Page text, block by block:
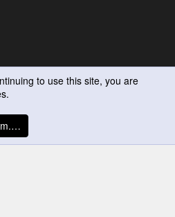
to use this site, you are